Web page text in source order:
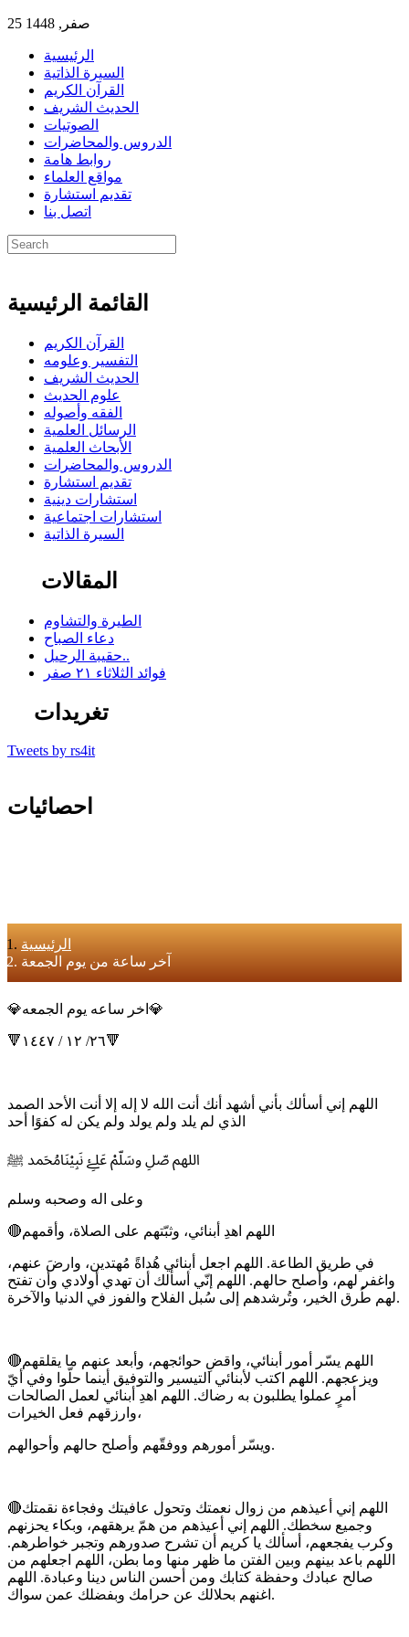
25 صفر, 1448
الرئيسية
السيرة الذاتية
القرآن الكريم
الحديث الشريف
الصوتيات
الدروس والمحاضرات
روابط هامة
مواقع العلماء
تقديم استشارة
اتصل بنا
القائمة الرئيسية
القرآن الكريم
التفسير وعلومه
الحديث الشريف
علوم الحديث
الفقه وأصوله
الرسائل العلمية
الأبحاث العلمية
الدروس والمحاضرات
تقديم استشارة
استشارات دينية
استشارات اجتماعية
السيرة الذاتية
المقالات
الطيرة والتشاوم
دعاء الصباح
حقيبة الرحيل..
فوائد الثلاثاء ٢١ صفر
تغريدات
Tweets by rs4it
احصائيات
الرئيسية
آخر ساعة من يوم الجمعة
💎اخر ساعه يوم الجمعه💎
🔻٢٦/ ١٢ / ١٤٤٧🔻
اللهم إني أسألك بأني أشهد أنك أنت الله لا إله إلا أنت الأحد الصمد
الذي لم يلد ولم يولد ولم يكن له كفوًا أحد
اللهم صّلِ وسَلّمْ عَلۓِ نَبِيْنَامُحَمد ﷺ
وعلى اله وصحبه وسلم
🔴اللهم اهدِ أبنائي، وثبّتهم على الصلاة، وأقمهم
في طريق الطاعة. اللهم اجعل أبنائي هُداةً مُهتدين، وارضَ عنهم،
واغفر لهم، وأصلح حالهم. اللهم إنّي أسألك أن تهدي أولادي وأن تفتح
لهم طُرق الخير، وتُرشدهم إلى سُبل الفلاح والفوز في الدنيا والآخرة.
🔴اللهم يسّر أمور أبنائي، واقضِ حوائجهم، وأبعد عنهم ما يقلقهم
ويزعجهم. اللهم اكتب لأبنائي التيسير والتوفيق أينما حلّوا وفي أيّ
أمرٍ عملوا يطلبون به رضاك. اللهم اهدِ أبنائي لعمل الصالحات
وارزقهم فعل الخيرات،
ويسّر أمورهم ووفقّهم وأصلح حالهم وأحوالهم.
🔴اللهم إني أعيذهم من زوال نعمتك وتحول عافيتك وفجاءة نقمتك
وجميع سخطك. اللهم إني أعيذهم من همّ يرهقهم، وبكاء يحزنهم
وكرب يفجعهم، أسألك يا كريم أن تشرح صدورهم وتجبر خواطرهم.
اللهم باعد بينهم وبين الفتن ما ظهر منها وما بطن، اللهم اجعلهم من
صالح عبادك وحفظة كتابك ومن أحسن الناس دينا وعبادة. اللهم
اغنهم بحلالك عن حرامك وبفضلك عمن سواك.